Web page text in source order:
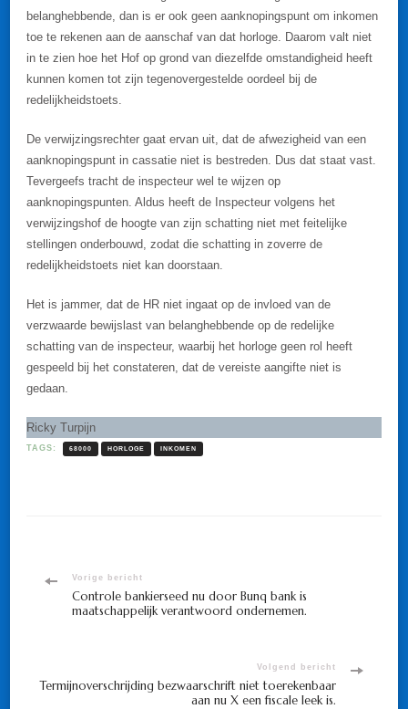
belanghebbende, dan is er ook geen aanknopingspunt om inkomen
toe te rekenen aan de aanschaf van dat horloge. Daarom valt niet
in te zien hoe het Hof op grond van diezelfde omstandigheid heeft
kunnen komen tot zijn tegenovergestelde oordeel bij de
redelijkheidstoets.
De verwijzingsrechter gaat ervan uit, dat de afwezigheid van een
aanknopingspunt in cassatie niet is bestreden. Dus dat staat vast.
Tevergeefs tracht de inspecteur wel te wijzen op
aanknopingspunten. Aldus heeft de Inspecteur volgens het
verwijzingshof de hoogte van zijn schatting niet met feitelijke
stellingen onderbouwd, zodat die schatting in zoverre de
redelijkheidstoets niet kan doorstaan.
Het is jammer, dat de HR niet ingaat op de invloed van de
verzwaarde bewijslast van belanghebbende op de redelijke
schatting van de inspecteur, waarbij het horloge geen rol heeft
gespeeld bij het constateren, dat de vereiste aangifte niet is
gedaan.
Ricky Turpijn
TAGS: 68000 HORLOGE INKOMEN
Bericht
navigatie
Vorige bericht
Controle bankierseed nu door Bunq bank is
maatschappelijk verantwoord ondernemen.
Volgend bericht
Termijnoverschrijding bezwaarschrift niet toerekenbaar
aan nu X een fiscale leek is.